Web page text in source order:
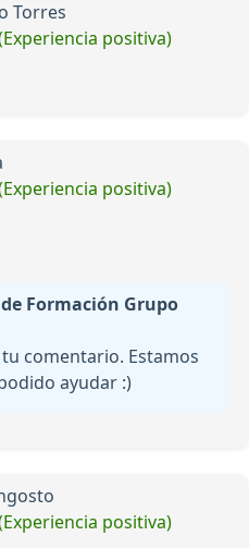
Torres
positiva)
positiva)
Formación Grupo
comentario. Estamos
ayudar :)
positiva)